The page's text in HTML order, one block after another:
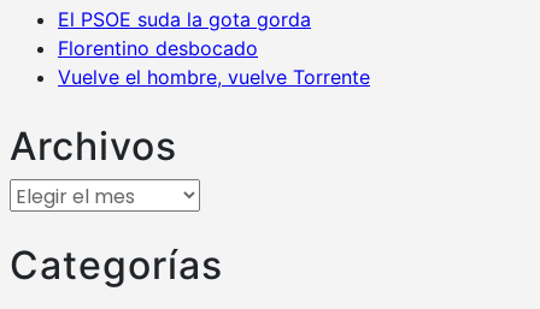
El PSOE suda la gota gorda
Florentino desbocado
Vuelve el hombre, vuelve Torrente
Archivos
Archivos
Categorías